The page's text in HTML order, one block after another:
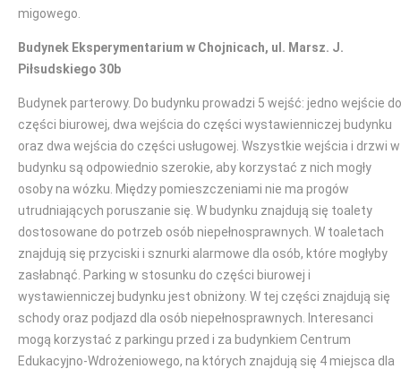
migowego.
Budynek Eksperymentarium w Chojnicach, ul. Marsz. J.
Piłsudskiego 30b
Budynek parterowy. Do budynku prowadzi 5 wejść: jedno wejście do
części biurowej, dwa wejścia do części wystawienniczej budynku
oraz dwa wejścia do części usługowej. Wszystkie wejścia i drzwi w
budynku są odpowiednio szerokie, aby korzystać z nich mogły
osoby na wózku. Między pomieszczeniami nie ma progów
utrudniających poruszanie się. W budynku znajdują się toalety
dostosowane do potrzeb osób niepełnosprawnych. W toaletach
znajdują się przyciski i sznurki alarmowe dla osób, które mogłyby
zasłabnąć. Parking w stosunku do części biurowej i
wystawienniczej budynku jest obniżony. W tej części znajdują się
schody oraz podjazd dla osób niepełnosprawnych. Interesanci
mogą korzystać z parkingu przed i za budynkiem Centrum
Edukacyjno-Wdrożeniowego, na których znajdują się 4 miejsca dla